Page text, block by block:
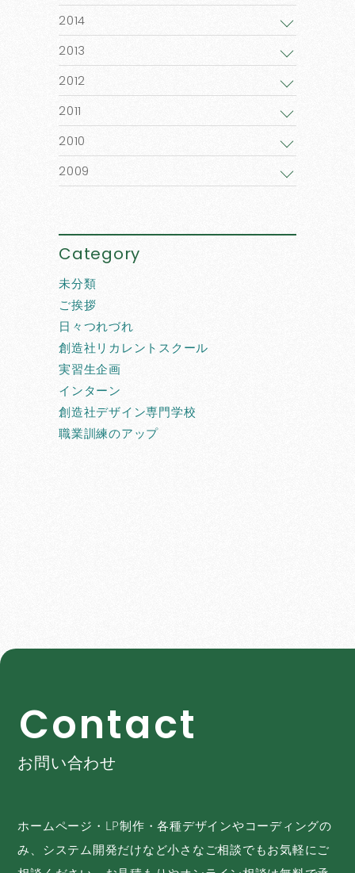
2014
2013
2012
2011
2010
2009
Category
未分類
ご挨拶
日々つれづれ
創造社リカレントスクール
実習生企画
インターン
創造社デザイン専門学校
職業訓練のアップ
Contact
お問い合わせ
ホームページ・LP制作・各種デザインやコーディングの
み、システム開発だけなど小さなご相談でもお気軽にご